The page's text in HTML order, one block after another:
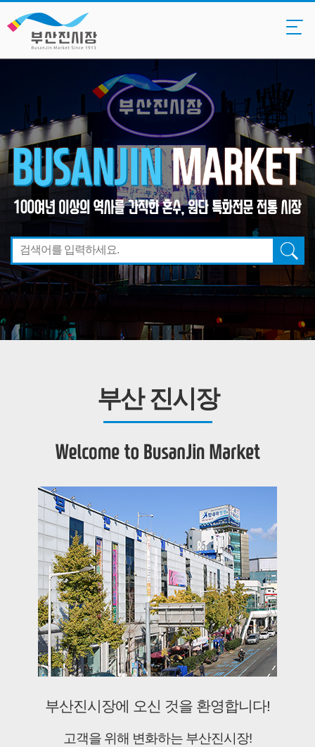
부산 진시장
부산진시장에 오신 것을 환영합니다!
고객을 위해 변화하는 부산진시장!